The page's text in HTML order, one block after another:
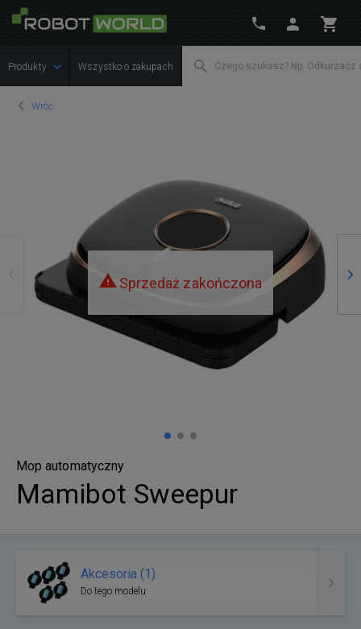
Produkty Wszystko o zakupach
Wróć
Sprzedaż zakończona
Mop automatyczny
Mamibot Sweepur
Akcesoria (1)
Do tego modelu